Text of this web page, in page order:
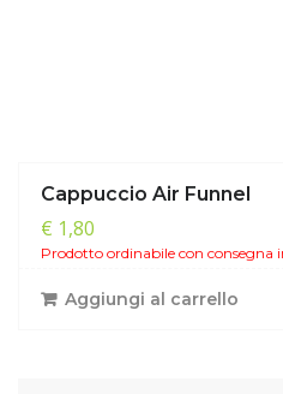
Cappuccio Air Funnel
€ 1,80
Prodotto ordinabile con consegna
Aggiungi al carrello